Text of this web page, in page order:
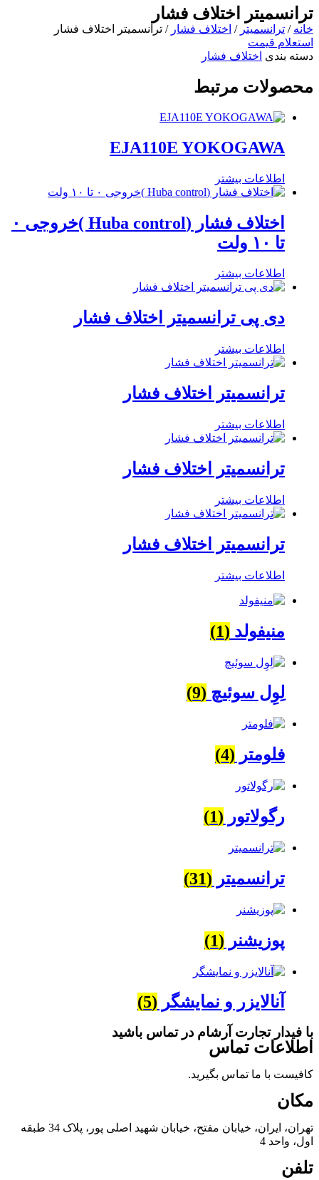
ترانسمیتر اختلاف فشار
خانه / ترانسمیتر / اختلاف فشار / ترانسمیتر اختلاف فشار
استعلام قیمت
دسته بندی اختلاف فشار
محصولات مرتبط
EJA110E YOKOGAWA
اطلاعات بیشتر
اختلاف فشار (Huba control )خروجی ۰
تا ۱۰ ولت
اطلاعات بیشتر
دی پی ترانسمیتر اختلاف فشار
اطلاعات بیشتر
ترانسمیتر اختلاف فشار
اطلاعات بیشتر
ترانسمیتر اختلاف فشار
اطلاعات بیشتر
ترانسمیتر اختلاف فشار
اطلاعات بیشتر
منیفولد (1)
لِوِل سوئیچ (9)
فلومتر (4)
رگولاتور (1)
ترانسمیتر (31)
پوزیشنر (1)
آنالایزر و نمایشگر (5)
با فیدار تجارت آرشام در تماس باشید
اطلاعات تماس
کافیست با ما تماس بگیرید.
مکان
تهران، ایران، خیابان مفتح، خیابان شهید اصلی پور، پلاک 34 طبقه
اول، واحد 4
تلفن